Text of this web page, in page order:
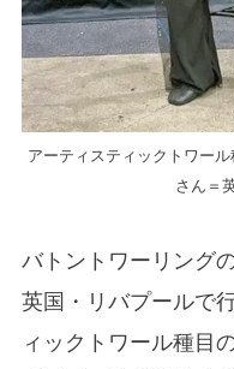
アーティスティックトワー
さん＝
バトントワーリング
英国・リバプールで
ィックトワール種目